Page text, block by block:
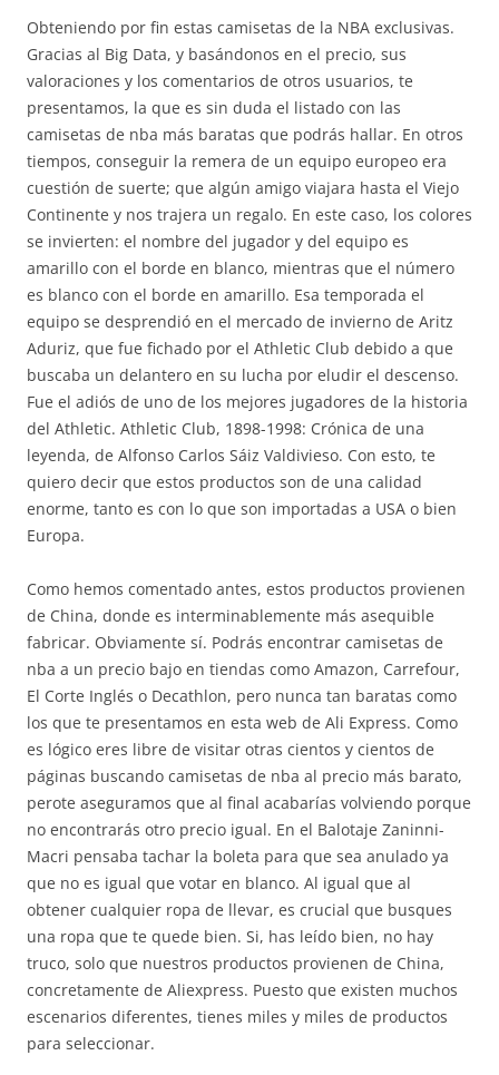
Obteniendo por fin estas camisetas de la NBA exclusivas.
Gracias al Big Data, y basándonos en el precio, sus
valoraciones y los comentarios de otros usuarios, te
presentamos, la que es sin duda el listado con las
camisetas de nba más baratas que podrás hallar. En otros
tiempos, conseguir la remera de un equipo europeo era
cuestión de suerte; que algún amigo viajara hasta el Viejo
Continente y nos trajera un regalo. En este caso, los colores
se invierten: el nombre del jugador y del equipo es
amarillo con el borde en blanco, mientras que el número
es blanco con el borde en amarillo. Esa temporada el
equipo se desprendió en el mercado de invierno de Aritz
Aduriz, que fue fichado por el Athletic Club debido a que
buscaba un delantero en su lucha por eludir el descenso.
Fue el adiós de uno de los mejores jugadores de la historia
del Athletic. Athletic Club, 1898-1998: Crónica de una
leyenda, de Alfonso Carlos Sáiz Valdivieso. Con esto, te
quiero decir que estos productos son de una calidad
enorme, tanto es con lo que son importadas a USA o bien
Europa.
Como hemos comentado antes, estos productos provienen
de China, donde es interminablemente más asequible
fabricar. Obviamente sí. Podrás encontrar camisetas de
nba a un precio bajo en tiendas como Amazon, Carrefour,
El Corte Inglés o Decathlon, pero nunca tan baratas como
los que te presentamos en esta web de Ali Express. Como
es lógico eres libre de visitar otras cientos y cientos de
páginas buscando camisetas de nba al precio más barato,
perote aseguramos que al final acabarías volviendo porque
no encontrarás otro precio igual. En el Balotaje Zaninni-
Macri pensaba tachar la boleta para que sea anulado ya
que no es igual que votar en blanco. Al igual que al
obtener cualquier ropa de llevar, es crucial que busques
una ropa que te quede bien. Si, has leído bien, no hay
truco, solo que nuestros productos provienen de China,
concretamente de Aliexpress. Puesto que existen muchos
escenarios diferentes, tienes miles y miles de productos
para seleccionar.